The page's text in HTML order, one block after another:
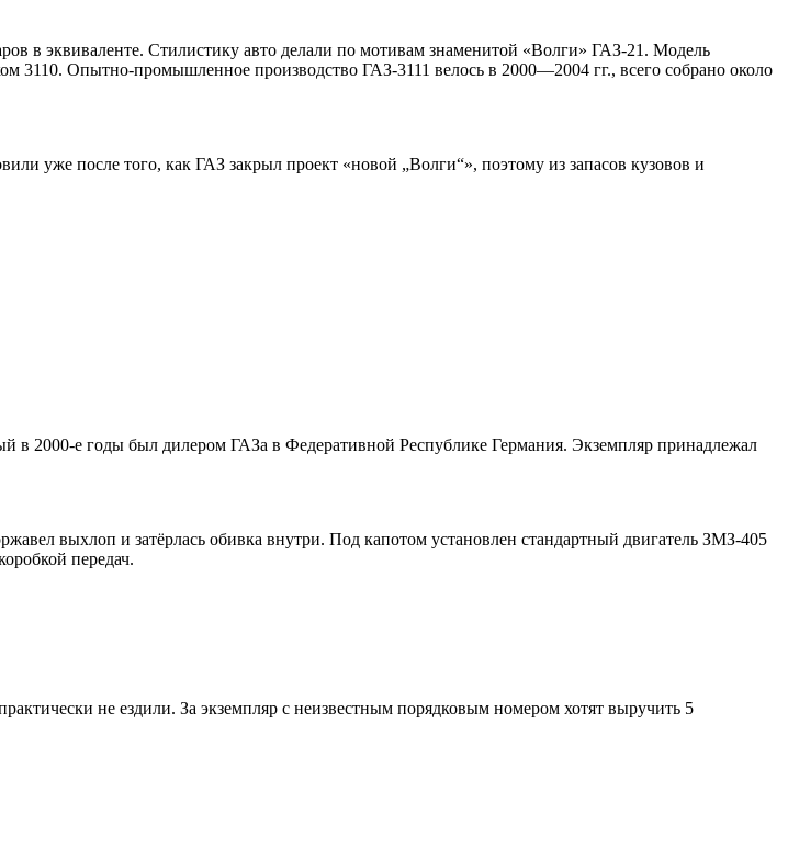
в эквиваленте. Стилистику авто делали по мотивам знаменитой «Волги» ГАЗ-21. Модель
3110. Опытно-промышленное производство ГАЗ-3111 велось в 2000—2004 гг., всего собрано около
уже после того, как ГАЗ закрыл проект «новой „Волги“», поэтому из запасов кузовов и
в 2000-е годы был дилером ГАЗа в Федеративной Республике Германия. Экземпляр принадлежал
выхлоп и затёрлась обивка внутри. Под капотом установлен стандартный двигатель ЗМЗ-405
передач.
не ездили. За экземпляр с неизвестным порядковым номером хотят выручить 5